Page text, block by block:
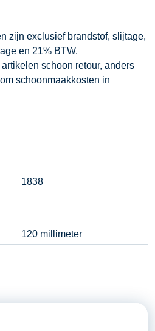
zijn exclusief brandstof, slijtage,
en 21% BTW.
schoon retour, anders
schoonmaakkosten in
1838
120 millimeter